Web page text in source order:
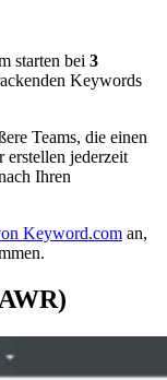
starten bei 3
Keywords
Teams, die einen
erstellen jederzeit
Ihren
Keyword.com an,